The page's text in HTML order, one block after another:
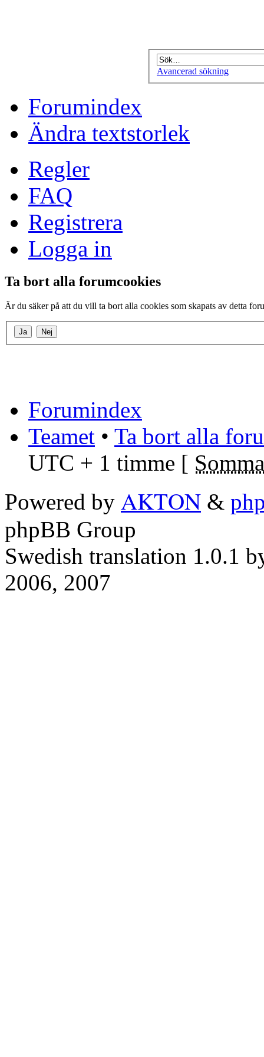
Avancerad sökning
Forumindex
Ändra textstorlek
Regler
FAQ
Registrera
Logga in
Ta bort alla forumcookies
Är du säker på att du vill ta bort alla cookies som skapats av detta
Forumindex
Teamet • Ta bort alla
UTC + 1 timme [
Powered by AKTON &
phpBB Group
Swedish translation 1.0.1
2006, 2007